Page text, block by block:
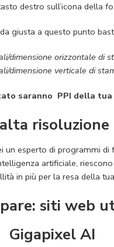
destro sull’icona della
giusta a questo punto
dimensione orizzontale di
dimensione verticale di
saranno PPI della
un esperto di programmi
artificiale,
in più per la resa della
siti web
Gigapixel AI